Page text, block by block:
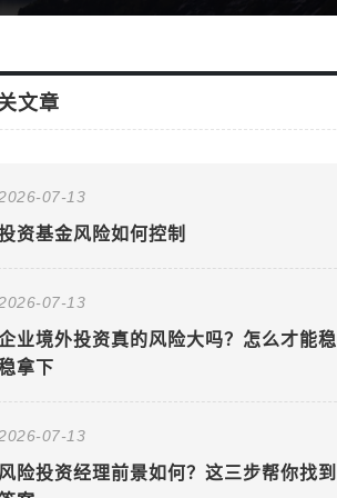
文章
07-13
资基金风险如何控制
07-13
业境外投资真的风险大吗？怎么才能稳
拿下
07-13
险投资经理前景如何？这三步帮你找到